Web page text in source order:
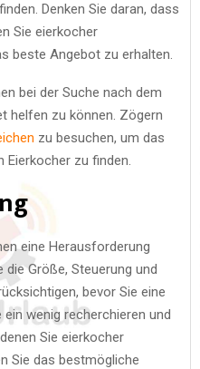
Denken Sie daran, dass
Sie eierkocher
beste Angebot zu erhalten.
bei der Suche nach dem
helfen zu können. Zögern
zu besuchen, um das
zu finden.
eine Herausforderung
die Größe, Steuerung und
bevor Sie eine
wenig recherchieren und
Sie eierkocher
Sie das bestmögliche